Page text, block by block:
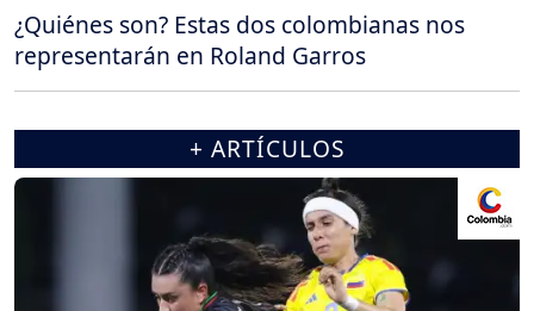
¿Quiénes son? Estas dos colombianas nos
representarán en Roland Garros
+ ARTÍCULOS